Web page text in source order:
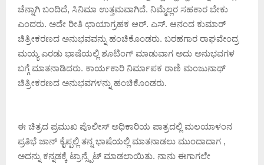
ಚೆನ್ನಾಗಿ ಬಂದಿದೆ, ಸಿನಿಮಾ ಉತ್ತಮವಾಗಿದೆ. ನಿಮ್ಮೆಲ್ಲರ ಸಹಕಾರ ಬೇಕು
ಎಂದರು. ಅದೇ ರೀತಿ ಛಾಯಾಗ್ರಹಕ ಆರ್. ಎಸ್. ಆನಂದ ಕುಮಾರ್
ಚಿತ್ರೀಕರಣದ ಅನುಭವವನ್ನು ಹಂಚಿಕೊಂಡರು. ಬರಹಗಾರ ರಾಘವೇಂದ್ರ
ಮಯ್ಯ ಎರಡು ಭಾಷೆಯಲ್ಲಿ ಶೂಟಿಂಗ್ ಮಾಡುವಾಗ ಅದು ಅನುಭವಗಳ
ಬಗ್ಗೆ ಮಾತನಾಡಿದರು. ಕಾರ್ಯಕಾರಿ ನಿರ್ಮಾಪಕ ರಾಣಿ ಮಂಜುನಾಥ್
ಚಿತ್ರೀಕರಣದ ಅನುಭವಗಳನ್ನು ಹಂಚಿಕೊಂಡರು.
ಈ ಚಿತ್ರದ ಪ್ರಮುಖ ಪೊಲೀಸ್ ಅಧಿಕಾರಿಯ ಪಾತ್ರದಲ್ಲಿ ಮಲಯಾಳಂನ
ಪ್ರತಿಭೆ ಜಾನ್ ಕೈಪ್ಪಲ್ಲಿ ತನ್ನ ಭಾಷೆಯಲ್ಲಿ ಮಾತನಾಡಲು ಮುಂದಾದಾಗ ,
ಅದನ್ನು ಕನ್ನಡಕ್ಕೆ ಟ್ರಾನ್ಸ್ಪೆಟ್ ಮಾಡಲಾಯಿತು. ನಾನು ಈಗಾಗಲೇ